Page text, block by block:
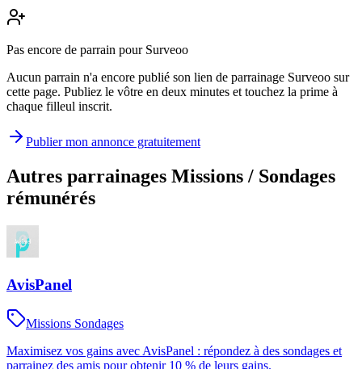
Pas encore de parrain pour Surveoo
Aucun parrain n'a encore publié son lien de parrainage Surveoo sur
cette page. Publiez le vôtre en deux minutes et touchez la prime à
chaque filleul inscrit.
Publier mon annonce gratuitement
Autres parrainages Missions / Sondages
rémunérés
AvisPanel
Missions Sondages
Maximisez vos gains avec AvisPanel : répondez à des sondages et
parrainez des amis pour obtenir 10 % de leurs gains.